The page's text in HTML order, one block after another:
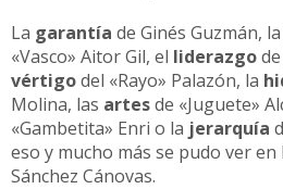
La garantía de Ginés Guzmán, la
«Vasco» Aitor Gil, el liderazgo
vértigodel «Rayo» Palazón, la
Molina, las artesde «Juguete»
«Gambetita» Enri o la jerarquía
eso y mucho más se pudo ver
Sánchez Cánovas.